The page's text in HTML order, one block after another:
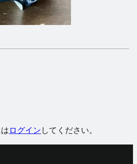
ログイン してください。